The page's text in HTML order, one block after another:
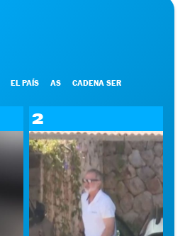
EL PAÍS AS CADENA SER
2